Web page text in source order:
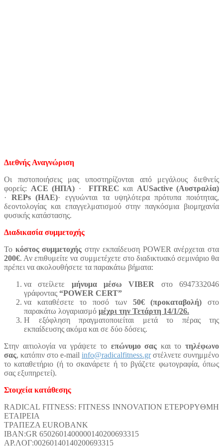
Διεθνής Αναγνώριση
Οι πιστοποιήσεις μας υποστηρίζονται από μεγάλους διεθνείς
φορείς: ACE (ΗΠΑ) · FITREC και AUSactive (Αυστραλία)
· REPs (ΗΑΕ)· εγγυώνται τα υψηλότερα πρότυπα ποιότητας,
δεοντολογίας και επαγγελματισμού στην παγκόσμια βιομηχανία
φυσικής κατάστασης.
Διαδικασία συμμετοχής
Το κόστος συμμετοχής στην εκπαίδευση POWER ανέρχεται στα
200€. Αν επιθυμείτε να συμμετέχετε στο διαδικτυακό σεμινάριο θα
πρέπει να ακολουθήσετε τα παρακάτω βήματα:
να στείλετε μήνυμα μέσω VIBER
στο 6947332046
γράφοντας “POWER CERT”
να καταθέσετε το ποσό των 50€ (προκαταβολή) στο
παρακάτω λογαριασμό μέχρι την Τετάρτη 14/1/26.
Η εξόφληση πραγματοποιείται μετά το πέρας της
εκπαίδευσης ακόμα και σε δύο δόσεις.
Στην αιτιολογία να γράψετε το επώνυμο σας και τοτηλέφωνο
σας, κατόπιν στο e-mail info@radicalfitness.grστέλνετε συνημμένο
το καταθετήριο (ή το σκανάρετε ή το βγάζετε φωτογραφία, όπως
σας εξυπηρετεί).
Στοιχεία κατάθεσης
RADICAL FITNESS: FITNESS INNOVATION ETEPOPYΘMH
ETAIPEIA
TPAΠEZA EUROBANK
IBAN:GR 6502601400000140200693315
AP.ΛOΓ:00260140140200693315